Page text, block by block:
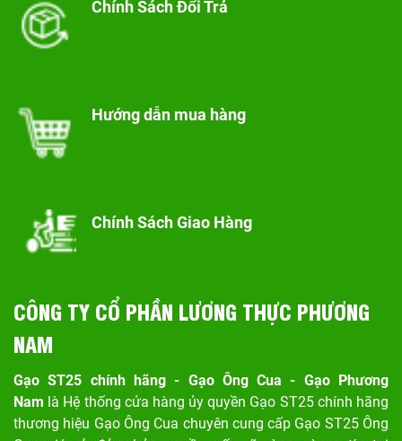
Chính Sách Đổi Trả
Hướng dẫn mua hàng
Chính Sách Giao Hàng
CÔNG TY CỔ PHẦN LƯƠNG THỰC PHƯƠNG
NAM
Gạo ST25 chính hãng - Gạo Ông Cua - Gạo Phương
Nam là Hệ thống cửa hàng ủy quyền Gạo ST25 chính hãng
thương hiệu Gạo Ông Cua chuyên cung cấp Gạo ST25 Ông